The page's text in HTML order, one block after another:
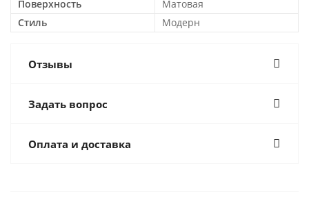
Поверхность
Матовая
Стиль
Модерн
Отзывы
Задать вопрос
Оплата и доставка